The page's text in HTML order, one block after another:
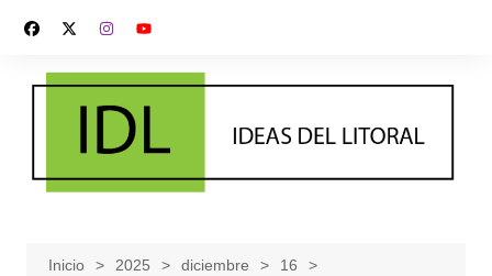
contenido
Inicio 2025 diciembre
16